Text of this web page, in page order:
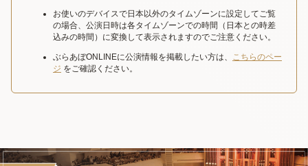
お使いのデバイスで日本以外のタイムゾーンに設定してご覧
の場合、公演日時は各タイムゾーンでの時間（日本との時差
込みの時間）に変換して表示されますのでご注意ください。
ぶらあぼONLINEに公演情報を掲載したい方は、 こちらのペー
ジ をご確認ください。